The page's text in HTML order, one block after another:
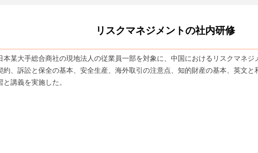
リスクマネジメントの社内研修
本某大手総合商社の現地法人の従業員一部を対象に、中国におけるリスクマネジ
約、訴訟と保全の基本、安全生産、海外取引の注意点、知的財産の基本、英文と
講義を実施した。